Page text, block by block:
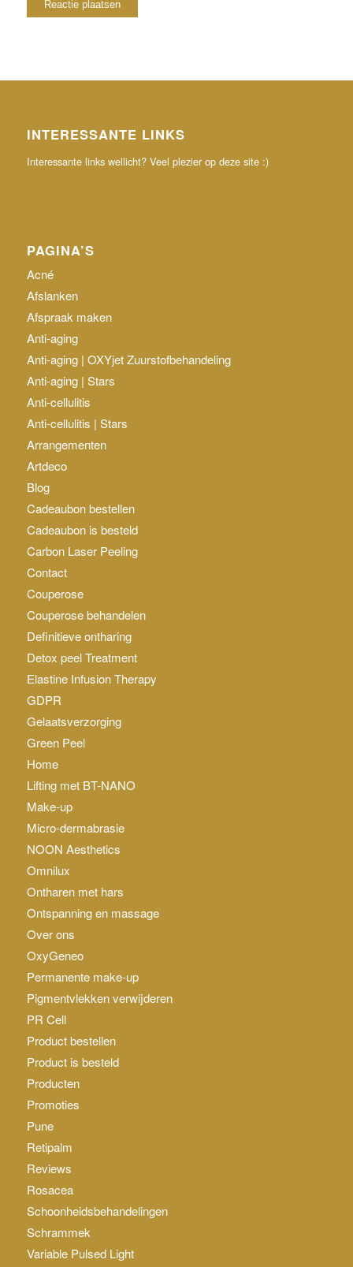
INTERESSANTE LINKS
Interessante links wellicht? Veel plezier op deze site :)
PAGINA’S
Acné
Afslanken
Afspraak maken
Anti-aging
Anti-aging | OXYjet Zuurstofbehandeling
Anti-aging | Stars
Anti-cellulitis
Anti-cellulitis | Stars
Arrangementen
Artdeco
Blog
Cadeaubon bestellen
Cadeaubon is besteld
Carbon Laser Peeling
Contact
Couperose
Couperose behandelen
Definitieve ontharing
Detox peel Treatment
Elastine Infusion Therapy
GDPR
Gelaatsverzorging
Green Peel
Home
Lifting met BT-NANO
Make-up
Micro-dermabrasie
NOON Aesthetics
Omnilux
Ontharen met hars
Ontspanning en massage
Over ons
OxyGeneo
Permanente make-up
Pigmentvlekken verwijderen
PR Cell
Product bestellen
Product is besteld
Producten
Promoties
Pune
Retipalm
Reviews
Rosacea
Schoonheidsbehandelingen
Schrammek
Variable Pulsed Light